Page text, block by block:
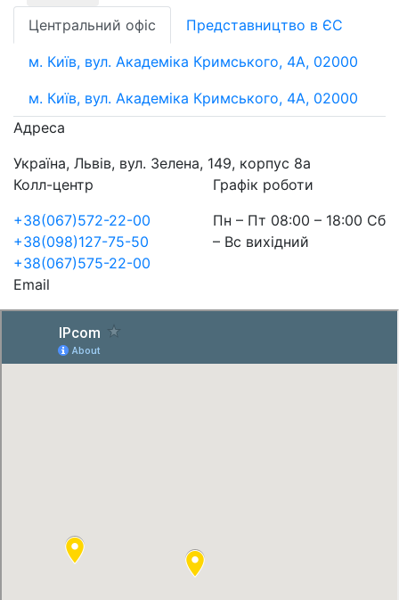
Центральний офіс
Представництво в ЄС
м. Київ, вул. Академіка Кримського, 4А, 02000
м. Київ, вул. Академіка Кримського, 4А, 02000
Адреса
Україна, Львів, вул. Зелена, 149, корпус 8а
Колл-центр
+38(067)572-22-00
+38(098)127-75-50
+38(067)575-22-00
Графік роботи
Пн – Пт 08:00 – 18:00 Сб
– Вс вихідний
Email